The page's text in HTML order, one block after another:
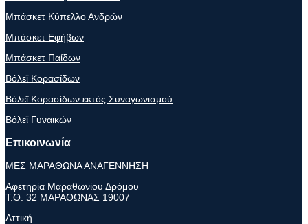
Μπάσκετ Κύπελλο Ανδρών
Μπάσκετ Εφήβων
Μπάσκετ Παίδων
Βόλεϊ Κορασίδων
Βόλεϊ Κορασίδων εκτός Συναγωνισμού
Βόλεϊ Γυναικών
Επικοινωνία
ΜΕΣ ΜΑΡΑΘΩΝΑ ΑΝΑΓΕΝΝΗΣΗ
Αφετηρία Μαραθωνίου Δρόμου
Τ.Θ. 32 ΜΑΡΑΘΩΝΑΣ 19007
Αττική